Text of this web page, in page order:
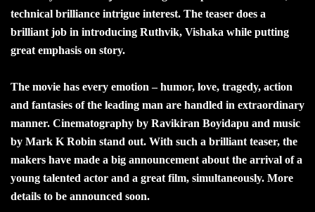
technical brilliance intrigue interest. The teaser does a
brilliant job in introducing Ruthvik, Vishaka while putting
great emphasis on story.
The movie has every emotion – humor, love, tragedy, action
and fantasies of the leading man are handled in extraordinary
manner. Cinematography by Ravikiran Boyidapu and music
by Mark K Robin stand out. With such a brilliant teaser, the
makers have made a big announcement about the arrival of a
young talented actor and a great film, simultaneously. More
details to be announced soon.